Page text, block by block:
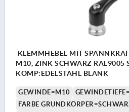
KLEMMHEBEL MIT
M10, ZINK SCHWARZ RAL9005
KOMP:EDELSTAHL BLANK
GEWINDE=M10
FARBE